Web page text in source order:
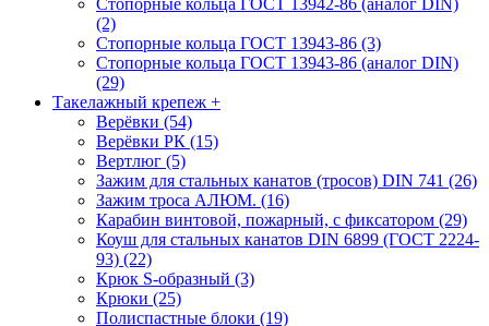
Стопорные кольца ГОСТ 13942-86 (аналог DIN)
(2)
Стопорные кольца ГОСТ 13943-86 (3)
Стопорные кольца ГОСТ 13943-86 (аналог DIN)
(29)
Такелажный крепеж +
Верёвки (54)
Верёвки РК (15)
Вертлюг (5)
Зажим для стальных канатов (тросов) DIN 741 (26)
Зажим троса АЛЮМ. (16)
Карабин винтовой, пожарный, с фиксатором (29)
Коуш для стальных канатов DIN 6899 (ГОСТ 2224-
93) (22)
Крюк S-образный (3)
Крюки (25)
Полиспастные блоки (19)